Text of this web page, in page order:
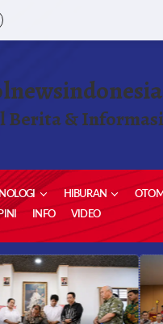
Berita &
HIBURAN
INFO VIDEO